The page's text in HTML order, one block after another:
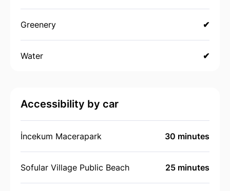
Greenery ✔
Water ✔
Accessibility by car
İncekum Macerapark 30 minutes
Sofular Village Public Beach 25 minutes